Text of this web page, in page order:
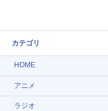
カテゴリ
HOME
アニメ
ラジオ